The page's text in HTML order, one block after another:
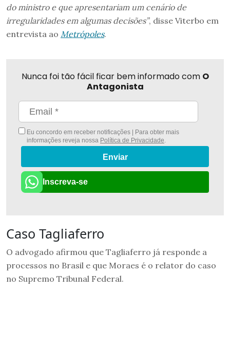
do ministro e que apresentariam um cenário de
irregularidades em algumas decisões”, disse Viterbo em
entrevista ao Metrópoles.
Nunca foi tão fácil ficar bem informado com O
Antagonista
Eu concordo em receber notificações | Para obter mais
informações reveja nossa Política de Privacidade.
Enviar
Inscreva-se
Caso Tagliaferro
O advogado afirmou que Tagliaferro já responde a
processos no Brasil e que Moraes é o relator do caso
no Supremo Tribunal Federal.